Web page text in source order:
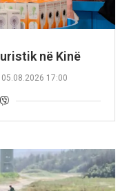
në Kinë
05.08.2026 17:00